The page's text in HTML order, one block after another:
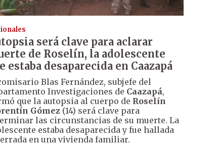
será clave para aclarar
de Roselín, la adolescente
estaba desaparecida en Caazapá
Blas Fernández, subjefe del
Investigaciones de Caazapá,
que la autopsia al cuerpo de Roselín
Gómez(14) será clave para
las circunstancias de su muerte. La
estaba desaparecida y fue hallada
en una vivienda familiar.